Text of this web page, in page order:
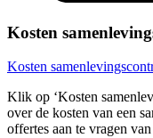
Kosten
Kosten
Klik op ‘Kosten
over de kosten van een
offertes aan te vragen